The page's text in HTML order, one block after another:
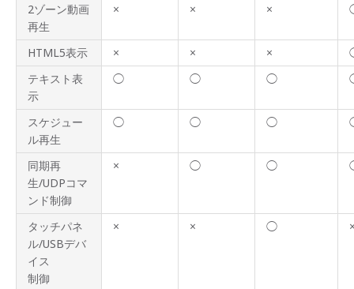
2ゾーン動画
再生
× × ×
HTML5表示 × × ×
テキスト表
示
◯ ◯ ◯
スケジュー
ル再生
◯ ◯ ◯
同期再
生/UDPコマ
ンド制御
× ◯ ◯
タッチパネ
ル/USBデバ
イス
制御
× × ◯